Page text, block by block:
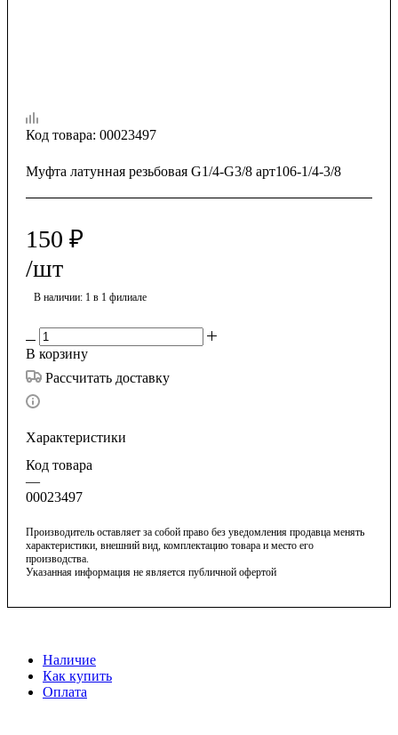
Код товара: 00023497
Муфта латунная резьбовая G1/4-G3/8 арт106-1/4-3/8
150 ₽
/шт
В наличии: 1 в 1 филиале
В корзину
Рассчитать доставку
Характеристики
Код товара
—
00023497
Производитель оставляет за собой право без уведомления продавца менять
характеристики, внешний вид, комплектацию товара и место его
производства.
Указанная информация не является публичной офертой
Наличие
Как купить
Оплата